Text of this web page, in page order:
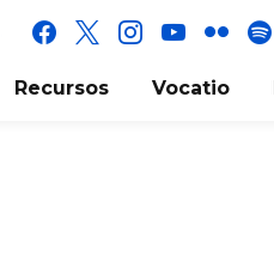
facebook
x instagram
youtube
flickr
Recursos Vocatio